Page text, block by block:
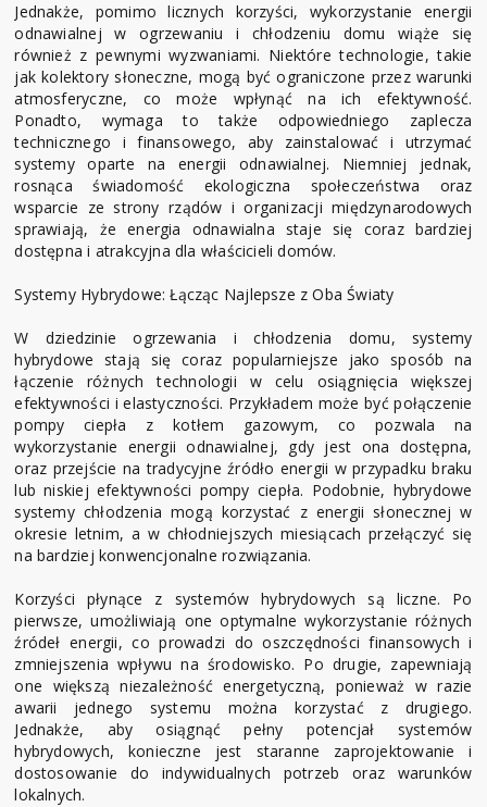
Jednakże, pomimo licznych korzyści, wykorzystanie energii
odnawialnej w ogrzewaniu i chłodzeniu domu wiąże się
również z pewnymi wyzwaniami. Niektóre technologie, takie
jak kolektory słoneczne, mogą być ograniczone przez warunki
atmosferyczne, co może wpłynąć na ich efektywność.
Ponadto, wymaga to także odpowiedniego zaplecza
technicznego i finansowego, aby zainstalować i utrzymać
systemy oparte na energii odnawialnej. Niemniej jednak,
rosnąca świadomość ekologiczna społeczeństwa oraz
wsparcie ze strony rządów i organizacji międzynarodowych
sprawiają, że energia odnawialna staje się coraz bardziej
dostępna i atrakcyjna dla właścicieli domów.
Systemy Hybrydowe: Łącząc Najlepsze z Oba Światy
W dziedzinie ogrzewania i chłodzenia domu, systemy
hybrydowe stają się coraz popularniejsze jako sposób na
łączenie różnych technologii w celu osiągnięcia większej
efektywności i elastyczności. Przykładem może być połączenie
pompy ciepła z kotłem gazowym, co pozwala na
wykorzystanie energii odnawialnej, gdy jest ona dostępna,
oraz przejście na tradycyjne źródło energii w przypadku braku
lub niskiej efektywności pompy ciepła. Podobnie, hybrydowe
systemy chłodzenia mogą korzystać z energii słonecznej w
okresie letnim, a w chłodniejszych miesiącach przełączyć się
na bardziej konwencjonalne rozwiązania.
Korzyści płynące z systemów hybrydowych są liczne. Po
pierwsze, umożliwiają one optymalne wykorzystanie różnych
źródeł energii, co prowadzi do oszczędności finansowych i
zmniejszenia wpływu na środowisko. Po drugie, zapewniają
one większą niezależność energetyczną, ponieważ w razie
awarii jednego systemu można korzystać z drugiego.
Jednakże, aby osiągnąć pełny potencjał systemów
hybrydowych, konieczne jest staranne zaprojektowanie i
dostosowanie do indywidualnych potrzeb oraz warunków
lokalnych.